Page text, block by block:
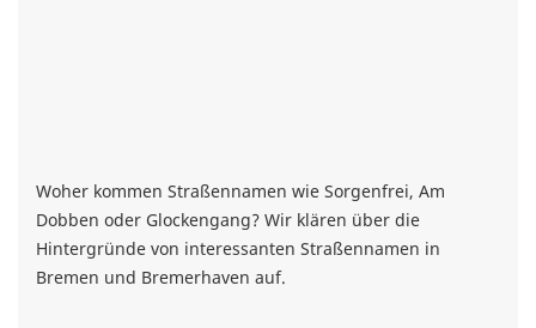
Woher kommen Straßennamen wie Sorgenfrei, Am
Dobben oder Glockengang? Wir klären über die
Hintergründe von interessanten Straßennamen in
Bremen und Bremerhaven auf.